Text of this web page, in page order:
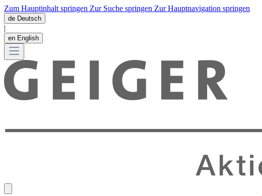
Zum Hauptinhalt springen Zur Suche springen Zur Hauptnavigation springen
de Deutsch
|
en English